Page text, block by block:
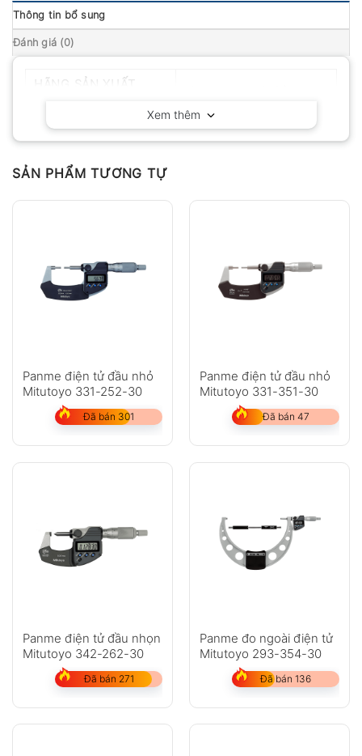
Thông tin bổ sung
Đánh giá (0)
Xem thêm
SẢN PHẨM TƯƠNG TỰ
Panme điện tử đầu nhỏ
Mitutoyo 331-252-30
Đã bán 301
Panme điện tử đầu nhỏ
Mitutoyo 331-351-30
Đã bán 47
Panme điện tử đầu nhọn
Mitutoyo 342-262-30
Đã bán 271
Panme đo ngoài điện tử
Mitutoyo 293-354-30
Đã bán 136